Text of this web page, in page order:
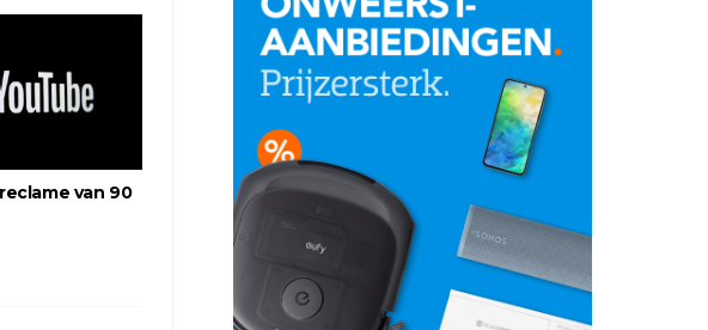
van 90